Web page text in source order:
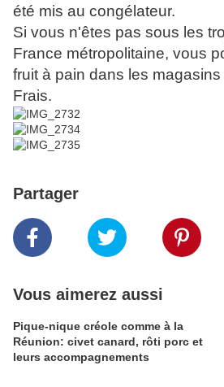
été mis au congélateur.
Si vous n'êtes pas sous les
France métropolitaine, vous
fruit à pain dans les
Frais.
Partager
Vous aimerez aussi
Pique-nique créole comme à la
Réunion: civet canard, rôti porc et
leurs accompagnements